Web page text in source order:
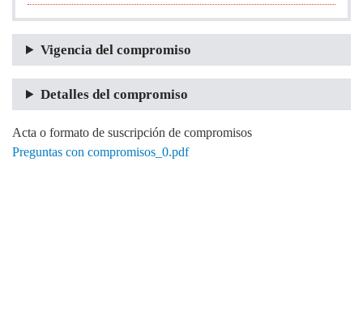
Vigencia del compromiso
Detalles del compromiso
Acta o formato de suscripción de compromisos
Preguntas con compromisos_0.pdf